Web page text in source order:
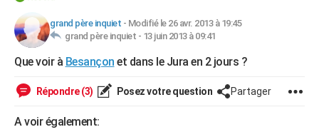
Retraite
Impôts
Epargne
Immobilier
Risques naturels par ville
Banque
Assurance
Crédit
AUTO
Essais
Réserver un essai
Citadines
Berlines
SUV
Forum auto
BRICOLAGE
grand père inquiet - Modifié le 26 avr. 2013 à 19:45
grand père inquiet - 13 juin 2013 à 09:41
Que voir à Besançon et dans le Jura en 2 jours ?
Répondre (3) Posez votre question Partager
A voir également: